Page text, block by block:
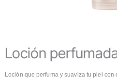
Loción
Loción que perfuma y suaviza tu piel